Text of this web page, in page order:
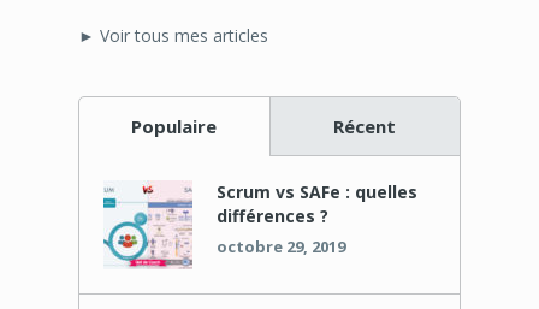
► Voir tous mes articles
Populaire Récent
Scrum vs SAFe : quelles
différences ?
octobre 29, 2019